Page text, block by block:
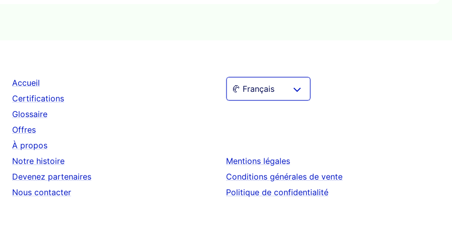
Accueil
Certifications
Glossaire
Offres
À propos
Notre histoire
Devenez partenaires
Nous contacter
Mentions légales
Conditions générales de vente
Politique de confidentialité